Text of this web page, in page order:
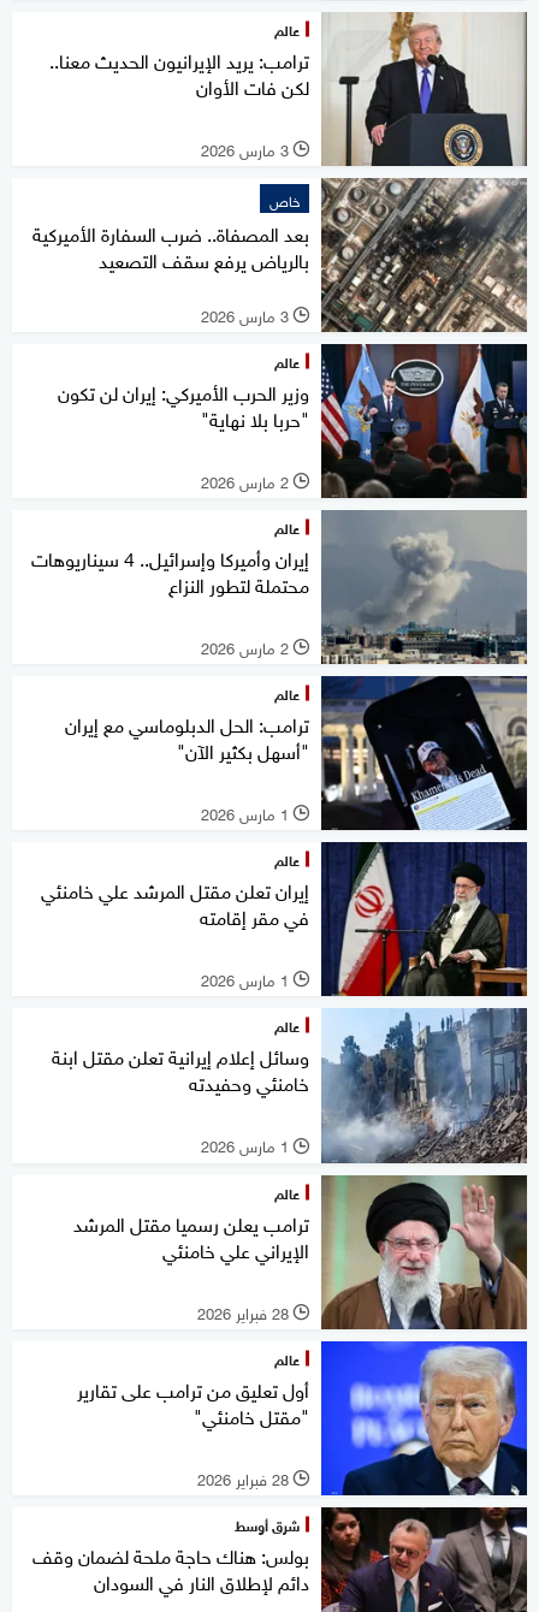
عالم
ترامب: يريد الإيرانيون الحديث معنا..
لكن فات الأوان
l 3 مارس 2026
خاص
بعد المصفاة.. ضرب السفارة الأميركية
بالرياض يرفع سقف التصعيد
l 3 مارس 2026
عالم
وزير الحرب الأميركي: إيران لن تكون
"حربا بلا نهاية"
l 2 مارس 2026
عالم
إيران وأميركا وإسرائيل.. 4 سيناريوهات
محتملة لتطور النزاع
l 2 مارس 2026
عالم
ترامب: الحل الدبلوماسي مع إيران
"أسهل بكثير الآن"
l 1 مارس 2026
عالم
إيران تعلن مقتل المرشد علي خامنئي
في مقر إقامته
l 1 مارس 2026
عالم
وسائل إعلام إيرانية تعلن مقتل ابنة
خامنئي وحفيدته
l 1 مارس 2026
عالم
ترامب يعلن رسميا مقتل المرشد
الإيراني علي خامنئي
l 28 فبراير 2026
عالم
أول تعليق من ترامب على تقارير
"مقتل خامنئي"
l 28 فبراير 2026
شرق أوسط
بولس: هناك حاجة ملحة لضمان وقف
دائم لإطلاق النار في السودان